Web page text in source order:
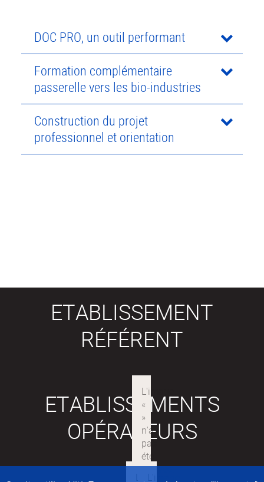
DOC PRO, un outil performant
Formation complémentaire
passerelle vers les bio-industries
Construction du projet
professionnel et orientation
ETABLISSEMENT
RÉFÉRENT
ETABLISSEMENTS
OPÉRATEURS